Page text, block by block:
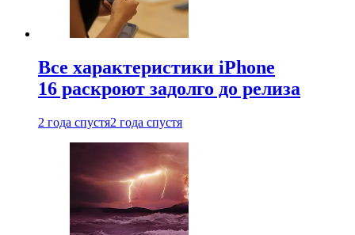
Все характеристики iPhone
16 раскроют задолго до релиза
2 года спустя2 года спустя